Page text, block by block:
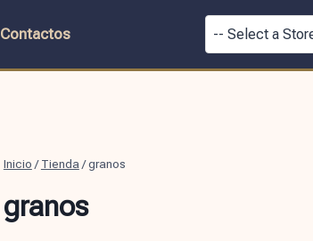
Contactos
Inicio / Tienda /granos
granos